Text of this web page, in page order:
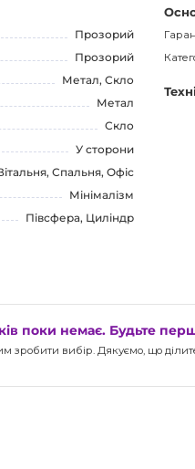
вартий уваги описом. Його
роблять цей
вашого простору,
Прозорий
Прозорий
Метал, Скло
Метал
Скло
У сторони
Спальня, Офіс
Мінімалізм
Півсфера, Циліндр
поки немає. Будьте
зробити вибір. Дякуємо, що